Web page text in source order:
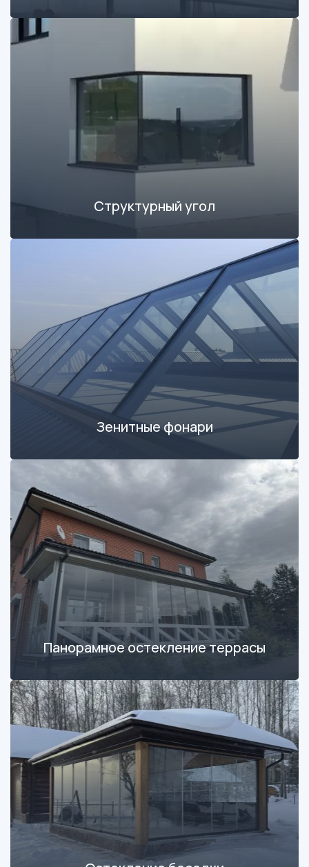
Структурный угол
Зенитные фонари
Панорамное остекление террасы